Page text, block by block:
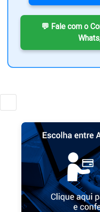
💬 Fale com o